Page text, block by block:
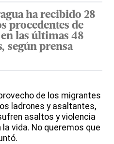
ha recibido 28
procedentes de
las últimas 48
según prensa
de los migrantes
ladrones y asaltantes,
asaltos y violencia
vida. No queremos que